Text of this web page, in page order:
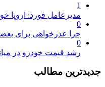
1
مدیرعامل فورد: اروپا
0
چرا عذرخواهی برای
0
رشد قیمت خودرو در
جدیدترین مطالب